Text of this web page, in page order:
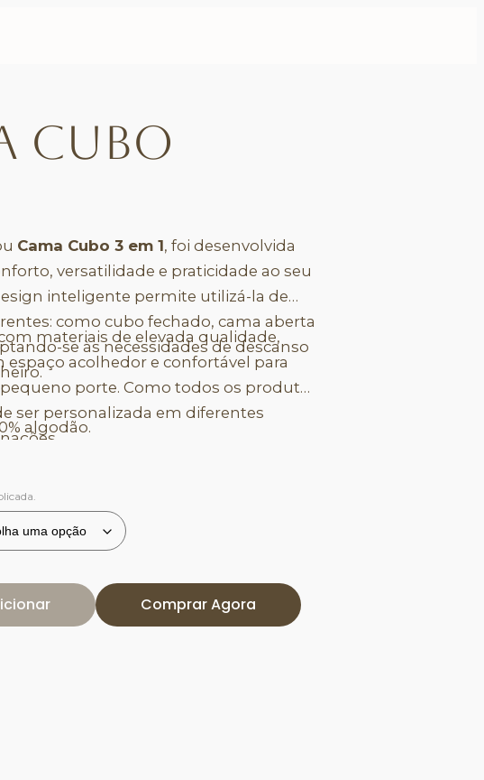
Cubo
Cama Cubo 3 em 1, foi desenvolvida
versatilidade e praticidade ao seu
inteligente permite utilizá-la de
como cubo fechado, cama aberta
se às necessidades de descanso
materiais de elevada qualidade,
acolhedor e confortável para
porte. Como todos os produtos
ser personalizada em diferentes
algodão.
Comprar Agora